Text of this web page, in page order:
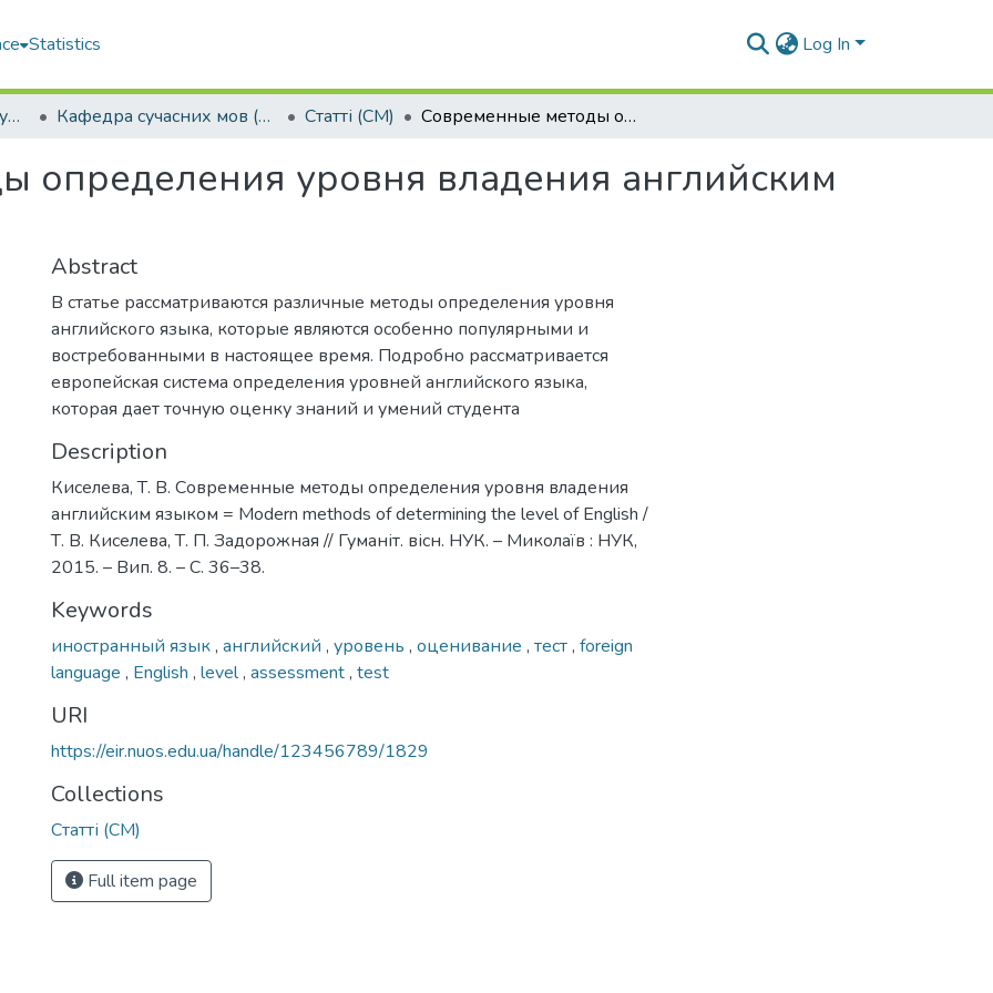
Statistics Log In
Навчально-науковий гуманітарний інститут (ННГІ) Кафедра сучасних мов (СМ) Статті (СМ) Современные методы определения уровня владения английским языком
определения уровня владения английским
Abstract
В статье рассматриваются различные методы определения уровня
английского языка, которые являются особенно популярными и
востребованными в настоящее время. Подробно рассматривается
европейская система определения уровней английского языка,
которая дает точную оценку знаний и умений студента
Description
Киселева, Т. В. Современные методы определения уровня владения
английским языком = Modern methods of determining the level of English /
Т. В. Киселева, Т. П. Задорожная // Гуманіт. вісн. НУК. – Миколаїв : НУК,
2015. – Вип. 8. – С. 36–38.
Keywords
иностранный язык, английский , уровень , оценивание , тест, foreign
language , English , level, assessment, test
URI
https://eir.nuos.edu.ua/handle/123456789/1829
Collections
Статті (СМ)
Full item page